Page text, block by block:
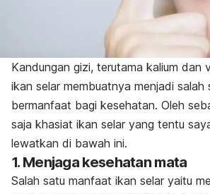
Kandungan gizi, terutama kalium dan
ikan selar membuatnya menjadi salah
bermanfaat bagi kesehatan. Oleh
saja khasiat ikan selar yang tentu
lewatkan di bawah ini.
1. Menjaga kesehatan mata
Salah satu manfaat ikan selar yaitu